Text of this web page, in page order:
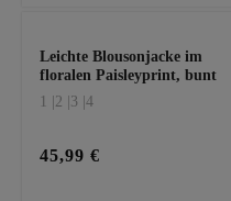
Leichte Blousonjacke im
floralen Paisleyprint, bunt
1 | 2 | 3 | 4
45,99 €